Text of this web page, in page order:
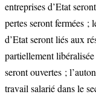
entreprises d’Etat
pertes seront fermées ;
d’Etat seront liés aux
partiellement
seront ouvertes ;
travail salarié dans le